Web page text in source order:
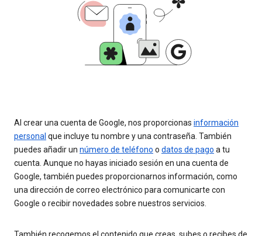
Al crear una cuenta de Google, nos proporcionas información
personal que incluye tu nombre y una contraseña. También
puedes añadir un número de teléfono o datos de pago a tu
cuenta. Aunque no hayas iniciado sesión en una cuenta de
Google, también puedes proporcionarnos información, como
una dirección de correo electrónico para comunicarte con
Google o recibir novedades sobre nuestros servicios.